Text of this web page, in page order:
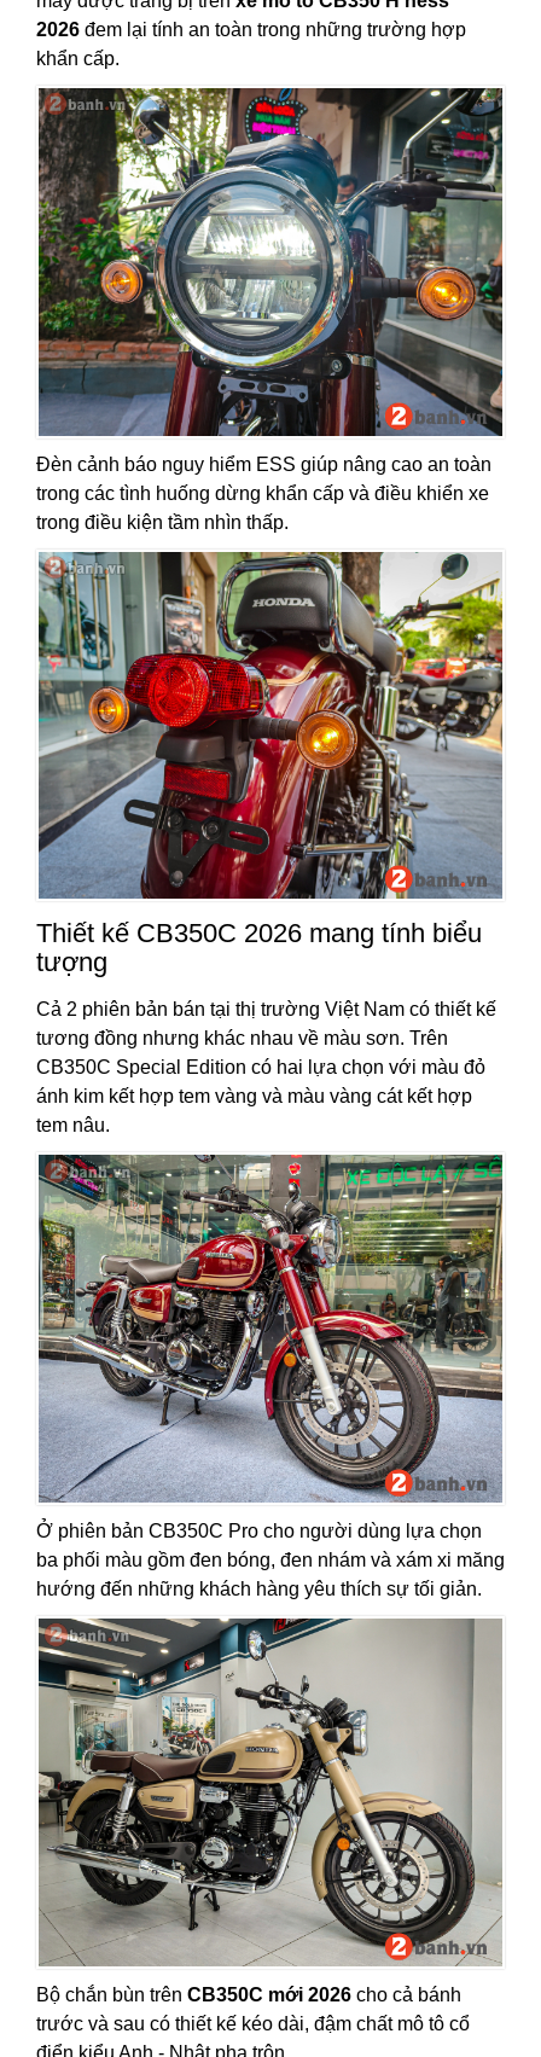
2026 đem lại tính an toàn trong những trường hợp
khẩn cấp.
Đèn cảnh báo nguy hiểm ESS giúp nâng cao an toàn
trong các tình huống dừng khẩn cấp và điều khiển xe
trong điều kiện tầm nhìn thấp.
Thiết kế CB350C 2026 mang tính biểu
tượng
Cả 2 phiên bản bán tại thị trường Việt Nam có thiết kế
tương đồng nhưng khác nhau về màu sơn. Trên
CB350C Special Edition có hai lựa chọn với màu đỏ
ánh kim kết hợp tem vàng và màu vàng cát kết hợp
tem nâu.
Ở phiên bản CB350C Pro cho người dùng lựa chọn
ba phối màu gồm đen bóng, đen nhám và xám xi măng
hướng đến những khách hàng yêu thích sự tối giản.
Bộ chắn bùn trên CB350C mới 2026 cho cả bánh
trước và sau có thiết kế kéo dài, đậm chất mô tô cổ